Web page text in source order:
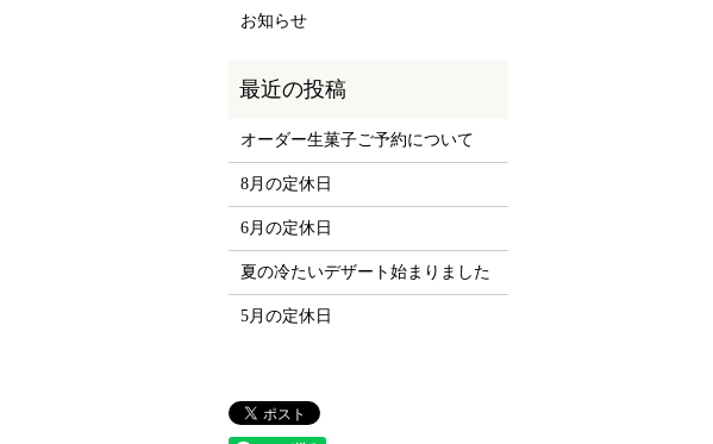
お知らせ
オーダー生菓子ご予約について
8月の定休日
6月の定休日
夏の冷たいデザート始まりました
5月の定休日